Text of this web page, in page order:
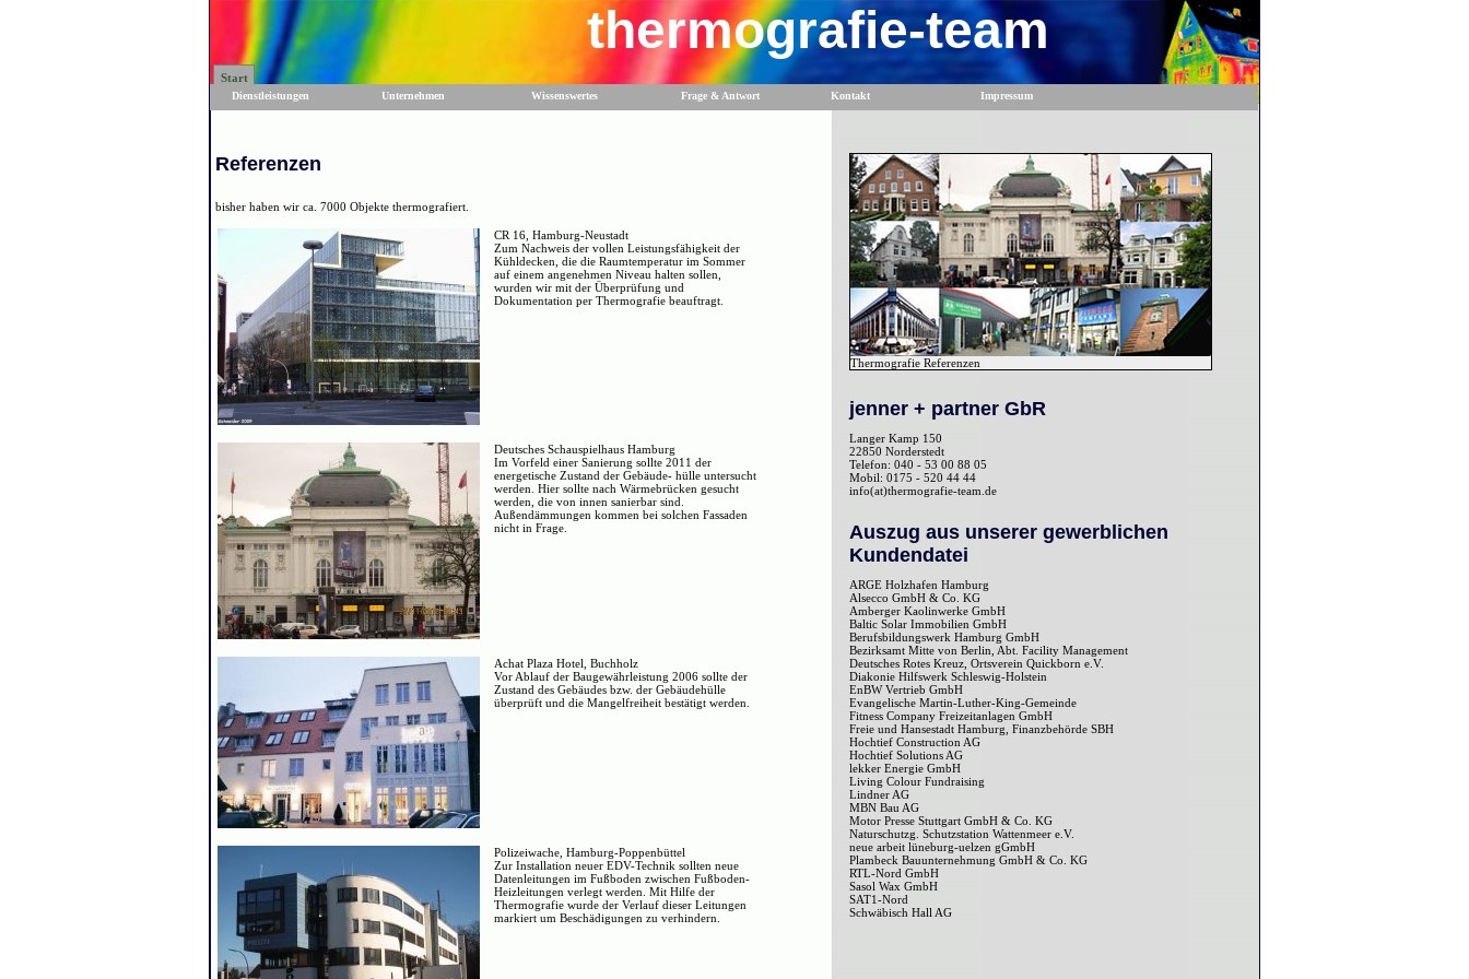
thermografie-team
Start
Dienstleistungen Unternehmen Wissenswertes Frage & Antwort Kontakt Impressum
Referenzen
bisher haben wir ca. 7000 Objekte thermografiert.
CR 16, Hamburg-Neustadt
Zum Nachweis der vollen Leistungsfähigkeit der
Kühldecken, die die Raumtemperatur im Sommer
auf einem angenehmen Niveau halten sollen,
wurden wir mit der Überprüfung und
Dokumentation per Thermografie beauftragt.
Deutsches Schauspielhaus Hamburg
Im Vorfeld einer Sanierung sollte 2011 der
energetische Zustand der Gebäude- hülle untersucht
werden. Hier sollte nach Wärmebrücken gesucht
werden, die von innen sanierbar sind.
Außendämmungen kommen bei solchen Fassaden
nicht in Frage.
Achat Plaza Hotel, Buchholz
Vor Ablauf der Baugewährleistung 2006 sollte der
Zustand des Gebäudes bzw. der Gebäudehülle
überprüft und die Mangelfreiheit bestätigt werden.
Polizeiwache, Hamburg-Poppenbüttel
Zur Installation neuer EDV-Technik sollten neue
Datenleitungen im Fußboden zwischen Fußboden-
Heizleitungen verlegt werden. Mit Hilfe der
Thermografie wurde der Verlauf dieser Leitungen
markiert um Beschädigungen zu verhindern.
Thermografie Referenzen
jenner + partner GbR
Langer Kamp 150
22850 Norderstedt
Telefon: 040 - 53 00 88 05
Mobil: 0175 - 520 44 44
info(at)thermografie-team.de
Auszug aus unserer gewerblichen
Kundendatei
ARGE Holzhafen Hamburg
Alsecco GmbH & Co. KG
Amberger Kaolinwerke GmbH
Baltic Solar Immobilien GmbH
Berufsbildungswerk Hamburg GmbH
Bezirksamt Mitte von Berlin, Abt. Facility Management
Deutsches Rotes Kreuz, Ortsverein Quickborn e.V.
Diakonie Hilfswerk Schleswig-Holstein
EnBW Vertrieb GmbH
Evangelische Martin-Luther-King-Gemeinde
Fitness Company Freizeitanlagen GmbH
Freie und Hansestadt Hamburg, Finanzbehörde SBH
Hochtief Construction AG
Hochtief Solutions AG
lekker Energie GmbH
Living Colour Fundraising
Lindner AG
MBN Bau AG
Motor Presse Stuttgart GmbH & Co. KG
Naturschutzg. Schutzstation Wattenmeer e.V.
neue arbeit lüneburg-uelzen gGmbH
Plambeck Bauunternehmung GmbH & Co. KG
RTL-Nord GmbH
Sasol Wax GmbH
SAT1-Nord
Schwäbisch Hall AG